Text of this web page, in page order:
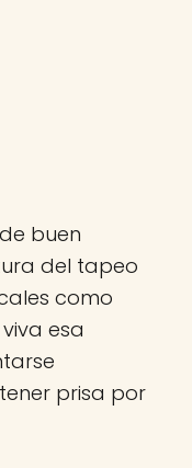
buen
del tapeo
como
esa
prisa por